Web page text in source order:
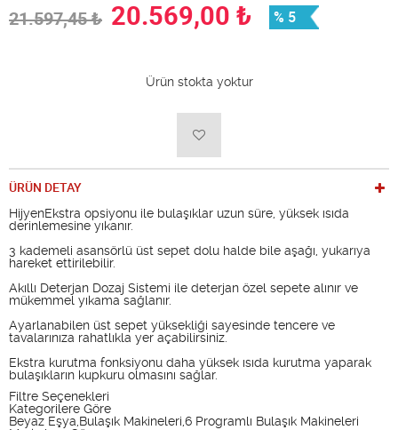
21.597,45₺ 20.569,00 ₺ % 5
Ürün stokta yoktur
ÜRÜN DETAY
HijyenEkstra opsiyonu ile bulaşıklar uzun süre, yüksek ısıda
derinlemesine yıkanır.
3 kademeli asansörlü üst sepet dolu halde bile aşağı, yukarıya
hareket ettirilebilir.
Akıllı Deterjan Dozaj Sistemi ile deterjan özel sepete alınır ve
mükemmel yıkama sağlanır.
Ayarlanabilen üst sepet yüksekliği sayesinde tencere ve
tavalarınıza rahatlıkla yer açabilirsiniz.
Ekstra kurutma fonksiyonu daha yüksek ısıda kurutma yaparak
bulaşıkların kupkuru olmasını sağlar.
Filtre Seçenekleri
Kategorilere Göre
Beyaz Eşya,Bulaşık Makineleri,6 Programlı Bulaşık Makineleri